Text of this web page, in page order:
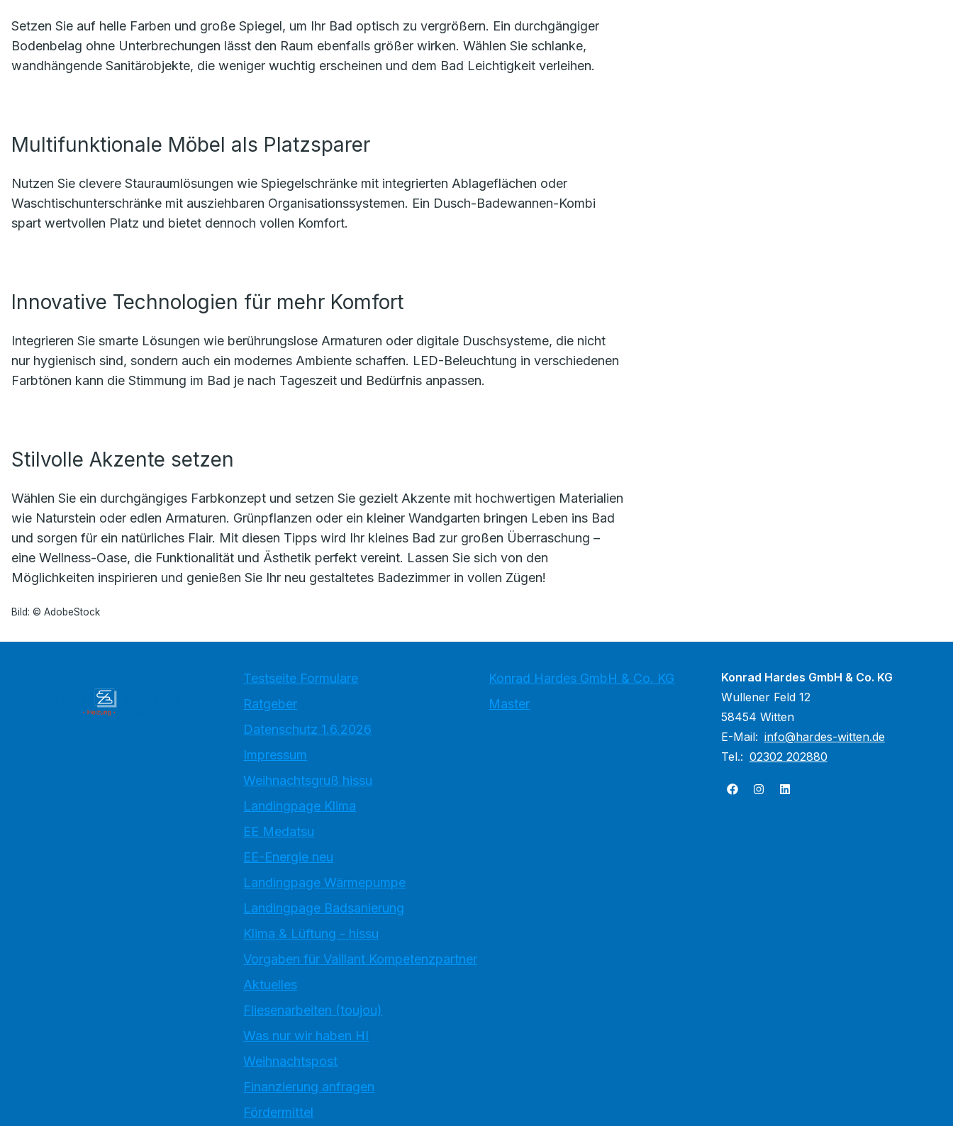
Setzen Sie auf helle Farben und große Spiegel, um Ihr Bad optisch zu vergrößern. Ein durchgängiger
Bodenbelag ohne Unterbrechungen lässt den Raum ebenfalls größer wirken. Wählen Sie schlanke,
wandhängende Sanitärobjekte, die weniger wuchtig erscheinen und dem Bad Leichtigkeit verleihen.
Multifunktionale Möbel als Platzsparer
Nutzen Sie clevere Stauraumlösungen wie Spiegelschränke mit integrierten Ablageflächen oder
Waschtischunterschränke mit ausziehbaren Organisationssystemen. Ein Dusch-Badewannen-Kombi
spart wertvollen Platz und bietet dennoch vollen Komfort.
Innovative Technologien für mehr Komfort
Integrieren Sie smarte Lösungen wie berührungslose Armaturen oder digitale Duschsysteme, die nicht
nur hygienisch sind, sondern auch ein modernes Ambiente schaffen. LED-Beleuchtung in verschiedenen
Farbtönen kann die Stimmung im Bad je nach Tageszeit und Bedürfnis anpassen.
Stilvolle Akzente setzen
Wählen Sie ein durchgängiges Farbkonzept und setzen Sie gezielt Akzente mit hochwertigen Materialien
wie Naturstein oder edlen Armaturen. Grünpflanzen oder ein kleiner Wandgarten bringen Leben ins Bad
und sorgen für ein natürliches Flair. Mit diesen Tipps wird Ihr kleines Bad zur großen Überraschung –
eine Wellness-Oase, die Funktionalität und Ästhetik perfekt vereint. Lassen Sie sich von den
Möglichkeiten inspirieren und genießen Sie Ihr neu gestaltetes Badezimmer in vollen Zügen!
Bild: © AdobeStock
Testseite Formulare
Ratgeber
Datenschutz 1.6.2026
Impressum
Weihnachtsgruß hissu
Landingpage Klima
EE Medatsu
EE-Energie neu
Landingpage Wärmepumpe
Landingpage Badsanierung
Klima & Lüftung - hissu
Vorgaben für Vaillant Kompetenzpartner
Aktuelles
Fliesenarbeiten (toujou)
Was nur wir haben HI
Weihnachtspost
Finanzierung anfragen
Fördermittel
Konrad Hardes GmbH & Co. KG
Master
Konrad Hardes GmbH & Co. KG
Wullener Feld 12
58454 Witten
E-Mail: info@hardes-witten.de
Tel.: 02302 202880